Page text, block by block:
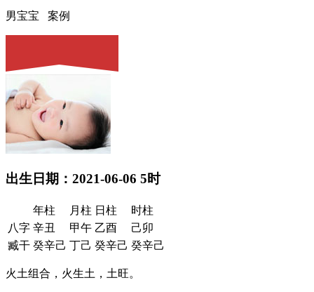
男宝宝 案例
出生日期：2021-06-06 5时
年柱 月柱 日柱
时柱
八字 辛丑 甲午 乙酉
己卯
臧干 癸辛己 丁己 癸辛己 癸辛己
火土组合，火生土，土旺。